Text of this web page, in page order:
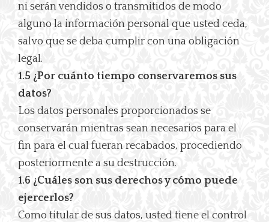
ni serán vendidos o transmitidos de modo
alguno la información personal que usted ceda,
salvo que se deba cumplir con una obligación
legal.
1.5 ¿Por cuánto tiempo conservaremos sus
datos?
Los datos personales proporcionados se
conservarán mientras sean necesarios para el
fin para el cual fueran recabados, procediendo
posteriormente a su destrucción.
1.6 ¿Cuáles son sus derechos y cómo puede
ejercerlos?
Como titular de sus datos, usted tiene el control